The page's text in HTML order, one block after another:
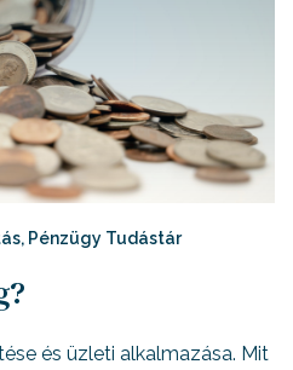
, Pénzügy Tudástár
és üzleti alkalmazása. Mit